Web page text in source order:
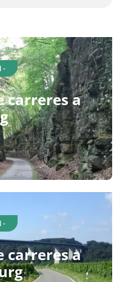
-
carreres a
-
carreres a